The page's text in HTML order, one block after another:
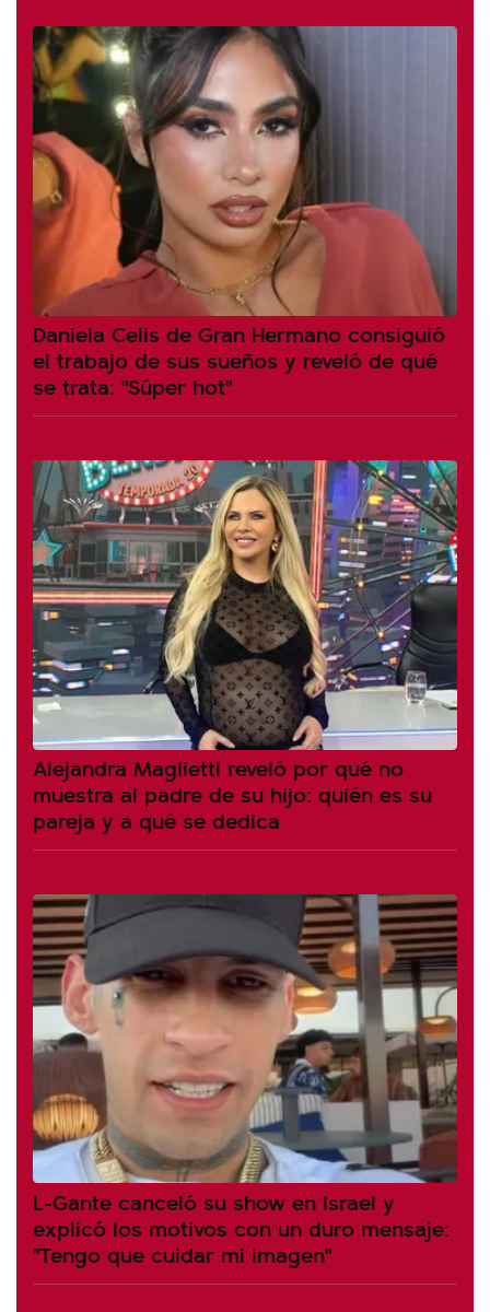
Daniela Celis de Gran Hermano consiguió
el trabajo de sus sueños y reveló de qué
se trata: "Súper hot"
Alejandra Maglietti reveló por qué no
muestra al padre de su hijo: quién es su
pareja y a qué se dedica
L-Gante canceló su show en Israel y
explicó los motivos con un duro mensaje:
"Tengo que cuidar mi imagen"